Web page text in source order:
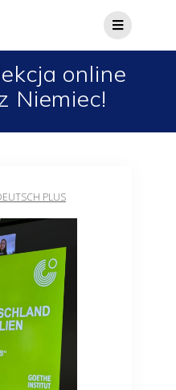
online
Niemiec!
PLUS